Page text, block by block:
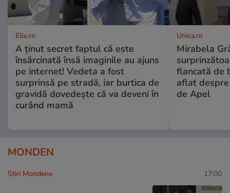
Elle.ro
A ținut secret faptul că este
însărcinată însă imaginile au ajuns
pe internet! Vedeta a fost
surprinsă pe stradă, iar burtica de
gravidă dovedește că va deveni în
curând mamă
Unica.ro
Mirabela
flancată de
aflat
de Apel
MONDEN
Stiri Mondene 17:00